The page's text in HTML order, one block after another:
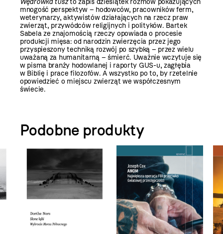
Wędrówka tuszto zapis dziesiątek rozmów pokazujących
mnogość perspektyw – hodowców, pracowników ferm,
weterynarzy, aktywistów działających na rzecz praw
zwierząt, przywódców religijnych i polityków. Bartek
Sabela ze znajomością rzeczy opowiada o procesie
produkcji mięsa: od narodzin zwierzęcia przez jego
przyspieszony techniką rozwój po szybką – przez wielu
uważaną za humanitarną – śmierć. Uważnie wczytuje się
w pisma branży hodowlanej i raporty GUS-u, zagłębia
w Biblię i prace filozofów. A wszystko po to, by rzetelnie
opowiedzieć o miejscu zwierząt we współczesnym
świecie.
Podobne produkty